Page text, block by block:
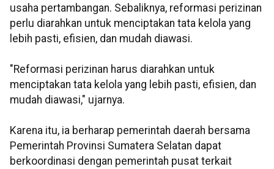
usaha pertambangan. Sebaliknya, reformasi perizinan
perlu diarahkan untuk menciptakan tata kelola yang
lebih pasti, efisien, dan mudah diawasi.
"Reformasi perizinan harus diarahkan untuk
menciptakan tata kelola yang lebih pasti, efisien, dan
mudah diawasi," ujarnya.
Karena itu, ia berharap pemerintah daerah bersama
Pemerintah Provinsi Sumatera Selatan dapat
berkoordinasi dengan pemerintah pusat terkait